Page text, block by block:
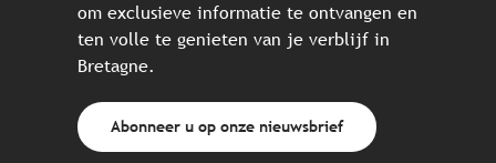
om exclusieve informatie te ontvangen en
ten volle te genieten van je verblijf in
Bretagne.
Abonneer u op onze nieuwsbrief